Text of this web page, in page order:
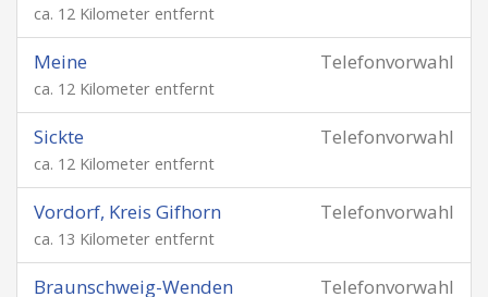
ca. 12 Kilometer entfernt
Telefonvorwahl
Meine
ca. 12 Kilometer entfernt
Telefonvorwahl
Sickte
ca. 12 Kilometer entfernt
Telefonvorwahl
Vordorf, Kreis Gifhorn
ca. 13 Kilometer entfernt
Telefonvorwahl
Braunschweig-Wenden